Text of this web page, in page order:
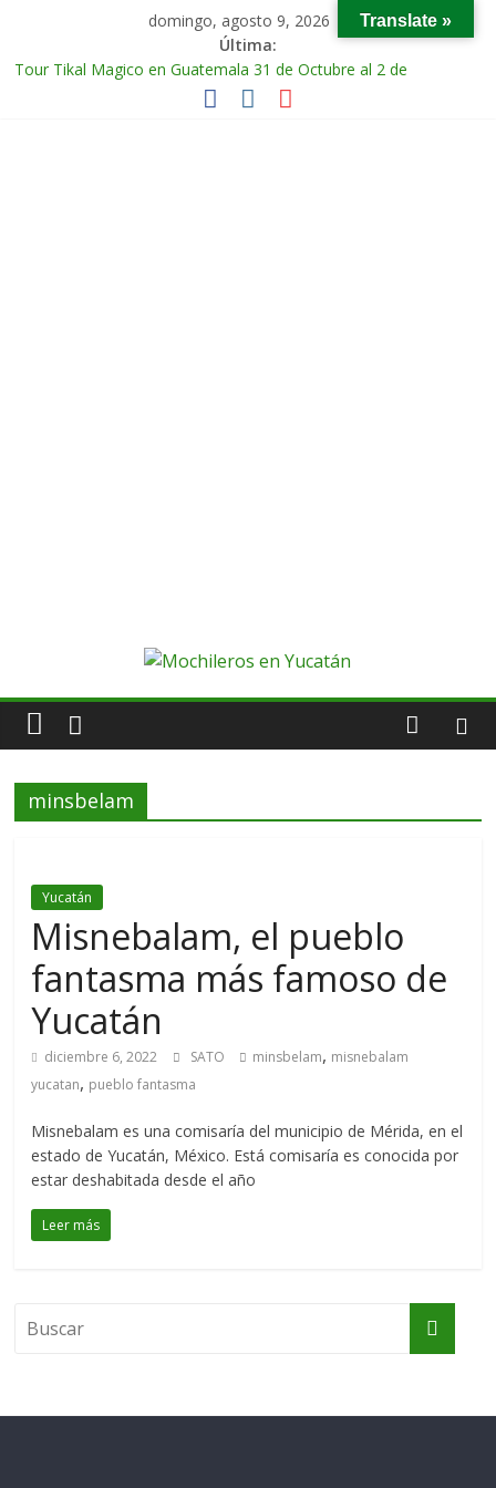
domingo, agosto 9, 2026
Última:
Tour Tikal Magico en Guatemala 31 de Octubre al 2 de
minsbelam
Yucatán
Misnebalam, el pueblo
fantasma más famoso de
Yucatán
diciembre 6, 2022 SATO minsbelam, misnebalam
yucatan, pueblo fantasma
Misnebalam es una comisaría del municipio de Mérida, en el
estado de Yucatán, México. Está comisaría es conocida por
estar deshabitada desde el año
Leer más
Translate »